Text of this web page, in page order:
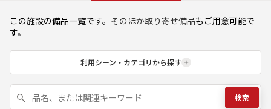
この施設の備品一覧です。 そのほか取り寄せ備品もご用意可能で
す。
利用シーン・カテゴリから探す
検索